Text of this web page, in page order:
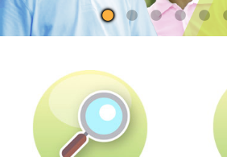
社署長者資訊網